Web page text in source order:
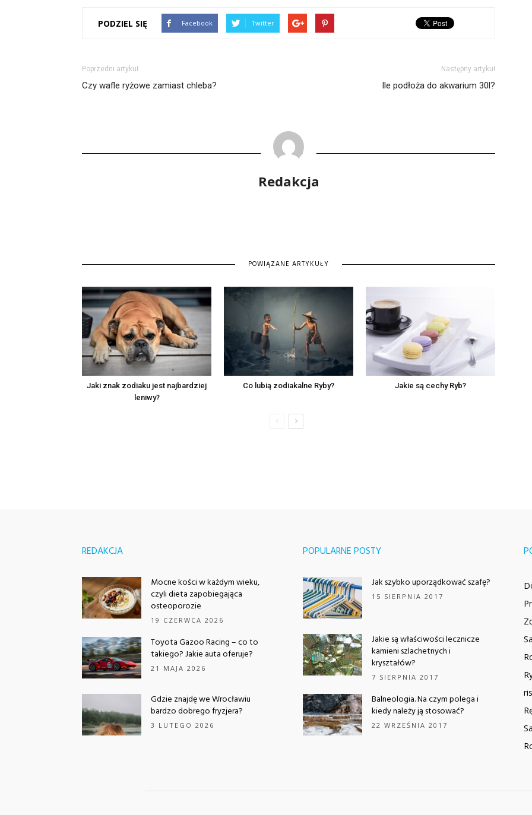
PODZIEL SIĘ Facebook Twitter
Poprzedni artykuł
Czy wafle ryżowe zamiast chleba?
Następny artykuł
Ile podłoża do akwarium 30l?
Redakcja
POWIĄZANE ARTYKUŁY
Jaki znak zodiaku jest najbardziej
leniwy?
Co lubią zodiakalne Ryby? Jakie są cechy Ryb?
REDAKCJA
Mocne kości w każdym wieku,
czyli dieta zapobiegająca
osteoporozie
19 CZERWCA 2026
Toyota Gazoo Racing – co to
takiego? Jakie auta oferuje?
21 MAJA 2026
Gdzie znajdę we Wrocławiu
bardzo dobrego fryzjera?
3 LUTEGO 2026
POPULARNE POSTY
Jak szybko uporządkować szafę?
15 SIERPNIA 2017
Jakie są właściwości lecznicze
kamieni szlachetnych i
kryształów?
7 SIERPNIA 2017
Balneologia. Na czym polega i
kiedy należy ją stosować?
22 WRZEŚNIA 2017